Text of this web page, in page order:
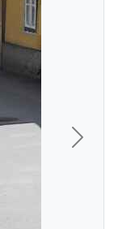
Next